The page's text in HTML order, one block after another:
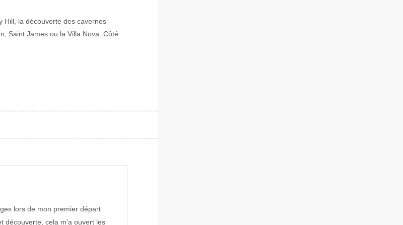
Hill, la découverte des cavernes
Saint James ou la Villa Nova. Côté
lors de mon premier départ
découverte, cela m'a ouvert les